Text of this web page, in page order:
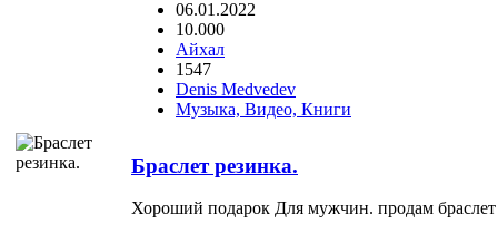
06.01.2022
10.000
Айхал
1547
Denis Medvedev
Музыка, Видео, Книги
Браслет резинка.
Хороший подарок Для мужчин. продам браслет